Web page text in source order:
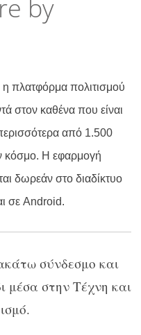
by
η πλατφόρμα πολιτισμού
στον καθένα που είναι
από 1.500
κόσμο. Η εφαρμογή
δωρεάν στο διαδίκτυο
σε Android.
σύνδεσμο και
μέσα στην Τέχνη και